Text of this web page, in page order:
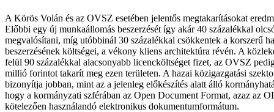
A Körös Volán és az OVSZ esetében jelentős megtakarításokat
Előbbi egy új munkaállomás beszerzését így akár 40 százalékkal
megvalósítani, míg utóbbinál 30 százalékkal csökkentek a korszerű
beszerzésének költségei, a vékony kliens architektúra révén. A
felül 90 százalékkal alacsonyabb licencköltséget fizet, az OVSZ
millió forintot takarít meg ezen területen. A hazai közigazgatási
bizonyítja jobban, mint az a jelenleg előkészítés alatt álló
hogy a kormányzati szférában az Open Document Format, azaz az
kötelezően használandó elektronikus dokumentumformátum.